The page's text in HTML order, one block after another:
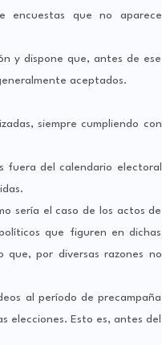
encuestas que no aparece
y dispone que, antes de ese
aceptados.
siempre cumpliendo con
fuera del calendario electoral
sería el caso de los actos de
que figuren en dichas
que, por diversas razones no
al período de precampaña
elecciones. Esto es, antes del